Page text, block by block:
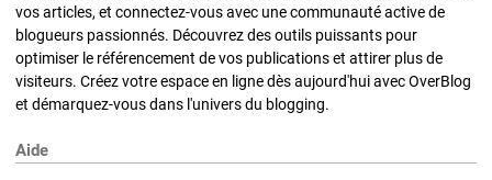
vos articles, et connectez-vous avec une communauté active de
blogueurs passionnés. Découvrez des outils puissants pour
optimiser le référencement de vos publications et attirer plus de
visiteurs. Créez votre espace en ligne dès aujourd'hui avec OverBlog
et démarquez-vous dans l'univers du blogging.
Aide